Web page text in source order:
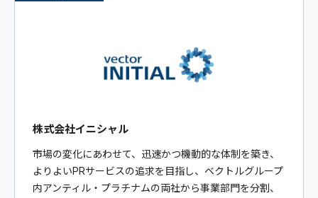
株式会社イニシャル
市場の変化にあわせて、迅速かつ機動的な体制を築き、
よりよいPRサービスの追求を目指し、ベクトルグループ
内アンティル・プラチナムの両社から事業部門を分割、